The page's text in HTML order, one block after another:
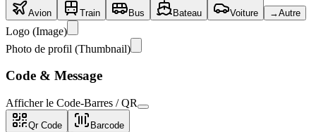
Avion Train Bus Bateau Voiture →Autre
Logo (Image)
Photo de profil (Thumbnail)
Code & Message
Afficher le Code-Barres / QR
Qr Code
Barcode